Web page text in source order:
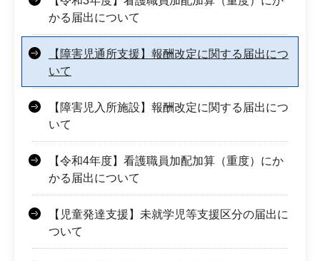
かる届出について
【障害児通所支援】報酬改定に関する届出につ
いて
【障害児入所施設】報酬改定に関する届出につ
いて
【令和4年度】看護職員加配加算（重度）にか
かる届出について
【児童発達支援】未就学児等支援区分の届出に
ついて